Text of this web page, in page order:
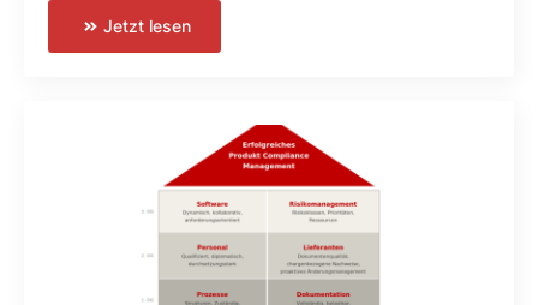
Jetzt lesen